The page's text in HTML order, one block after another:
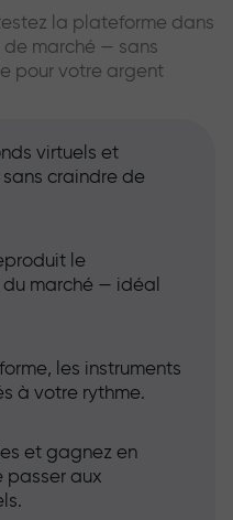
la plateforme dans
marché — sans
pour votre argent
virtuels et
craindre de
le
marché — idéal
les instruments
à votre rythme.
et gagnez en
passer aux